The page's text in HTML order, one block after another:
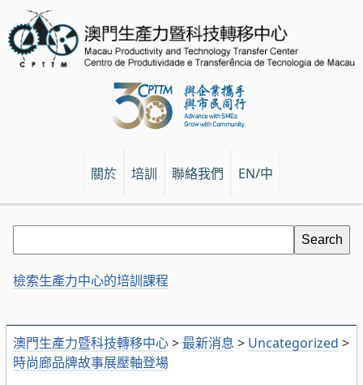
關於 培訓 聯絡我們 EN/中
澳門生產力暨科技轉移中心> 最新消息 > Uncategorized >
時尚廊品牌故事展壓軸登場
檢索生產力中心的培訓課程